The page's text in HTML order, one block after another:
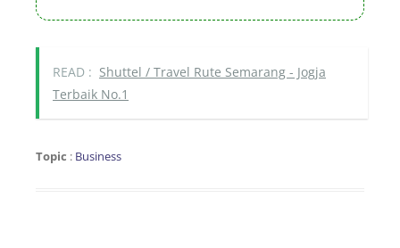
READ : Shuttel / Travel Rute Semarang - Jogja
Terbaik No.1
Topic : Business